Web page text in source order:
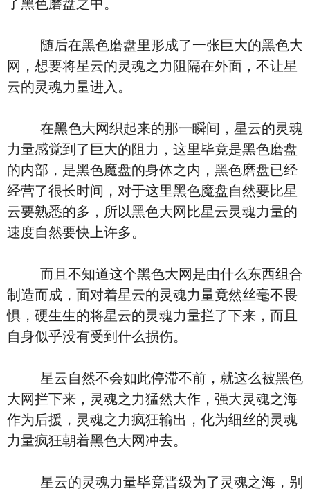
了黑色磨盘之中。
随后在黑色磨盘里形成了一张巨大的黑色大
网，想要将星云的灵魂之力阻隔在外面，不让星
云的灵魂力量进入。
在黑色大网织起来的那一瞬间，星云的灵魂
力量感觉到了巨大的阻力，这里毕竟是黑色磨盘
的内部，是黑色魔盘的身体之内，黑色磨盘已经
经营了很长时间，对于这里黑色魔盘自然要比星
云要熟悉的多，所以黑色大网比星云灵魂力量的
速度自然要快上许多。
而且不知道这个黑色大网是由什么东西组合
制造而成，面对着星云的灵魂力量竟然丝毫不畏
惧，硬生生的将星云的灵魂力量拦了下来，而且
自身似乎没有受到什么损伤。
星云自然不会如此停滞不前，就这么被黑色
大网拦下来，灵魂之力猛然大作，强大灵魂之海
作为后援，灵魂之力疯狂输出，化为细丝的灵魂
力量疯狂朝着黑色大网冲去。
星云的灵魂力量毕竟晋级为了灵魂之海，别